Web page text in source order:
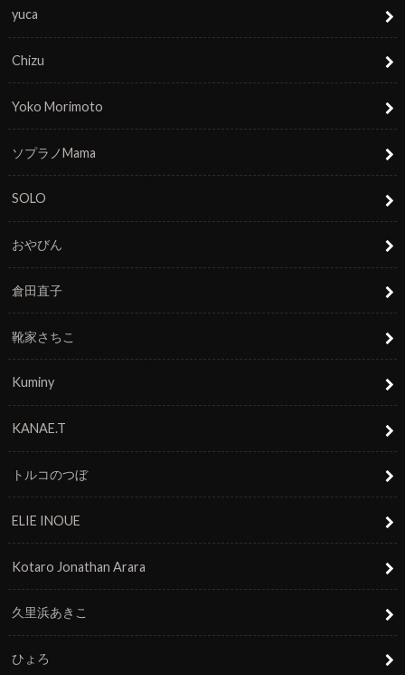
yuca
Chizu
Yoko Morimoto
ソプラノMama
SOLO
おやびん
倉田直子
靴家さちこ
Kuminy
KANAE.T
トルコのつぼ
ELIE INOUE
Kotaro Jonathan Arara
久里浜あきこ
ひょろ